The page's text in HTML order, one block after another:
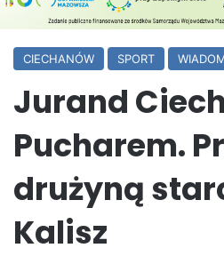
CIECHANÓW SPORT
Jurand
Pucharem.
drużyną
Kalisz